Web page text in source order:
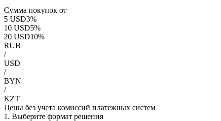
Сумма покупок от
5 USD3%
10 USD5%
20 USD10%
RUB
/
USD
/
BYN
/
KZT
Цены без учета комиссий платежных систем
1. Выберите формат решения